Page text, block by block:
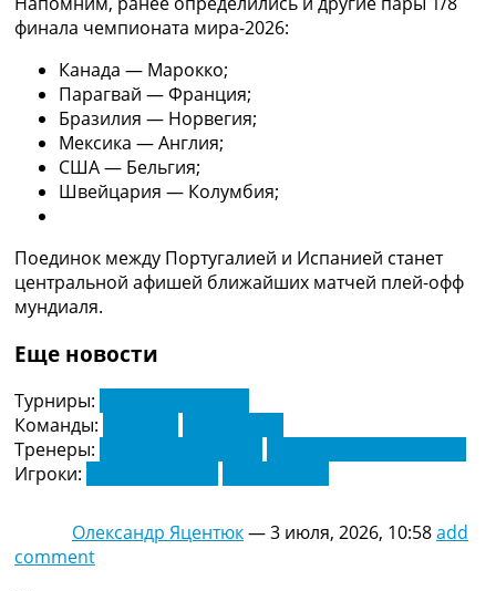
Рейтинг клубов УЕФА
Рейтинг ФИФА
ТВ программа
финала чемпионата мира-2026:
Канада — Марокко;
Парагвай — Франция;
Бразилия — Норвегия;
Мексика — Англия;
США — Бельгия;
Швейцария — Колумбия;
Поединок между Португалией и Испанией станет
центральной афишей ближайших матчей плей-офф
мундиаля.
Еще новости
Турниры:
Команды:
Тренеры:
Игроки:
Олександр Яцентюк—3 июля, 2026, 10:58add
comment